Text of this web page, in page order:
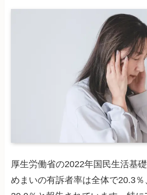
厚生労働省の2022年国民生活基礎
めまいの有訴者率は全体で20.3